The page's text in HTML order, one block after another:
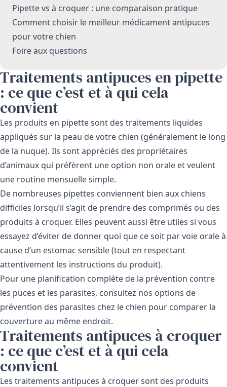
Pipette vs à croquer : une comparaison pratique
Comment choisir le meilleur médicament antipuces
pour votre chien
Foire aux questions
Traitements antipuces en pipette
: ce que c’est et à qui cela
convient
Les produits en pipette sont des traitements liquides
appliqués sur la peau de votre chien (généralement le long
de la nuque). Ils sont appréciés des propriétaires
d’animaux qui préfèrent une option non orale et veulent
une routine mensuelle simple.
De nombreuses pipettes conviennent bien aux chiens
difficiles lorsqu’il s’agit de prendre des comprimés ou des
produits à croquer. Elles peuvent aussi être utiles si vous
essayez d’éviter de donner quoi que ce soit par voie orale à
cause d’un estomac sensible (tout en respectant
attentivement les instructions du produit).
Pour une planification complète de la prévention contre
les puces et les parasites, consultez nos options de
prévention des parasites chez le chien pour comparer la
couverture au même endroit.
Traitements antipuces à croquer
: ce que c’est et à qui cela
convient
Les traitements antipuces à croquer sont des produits